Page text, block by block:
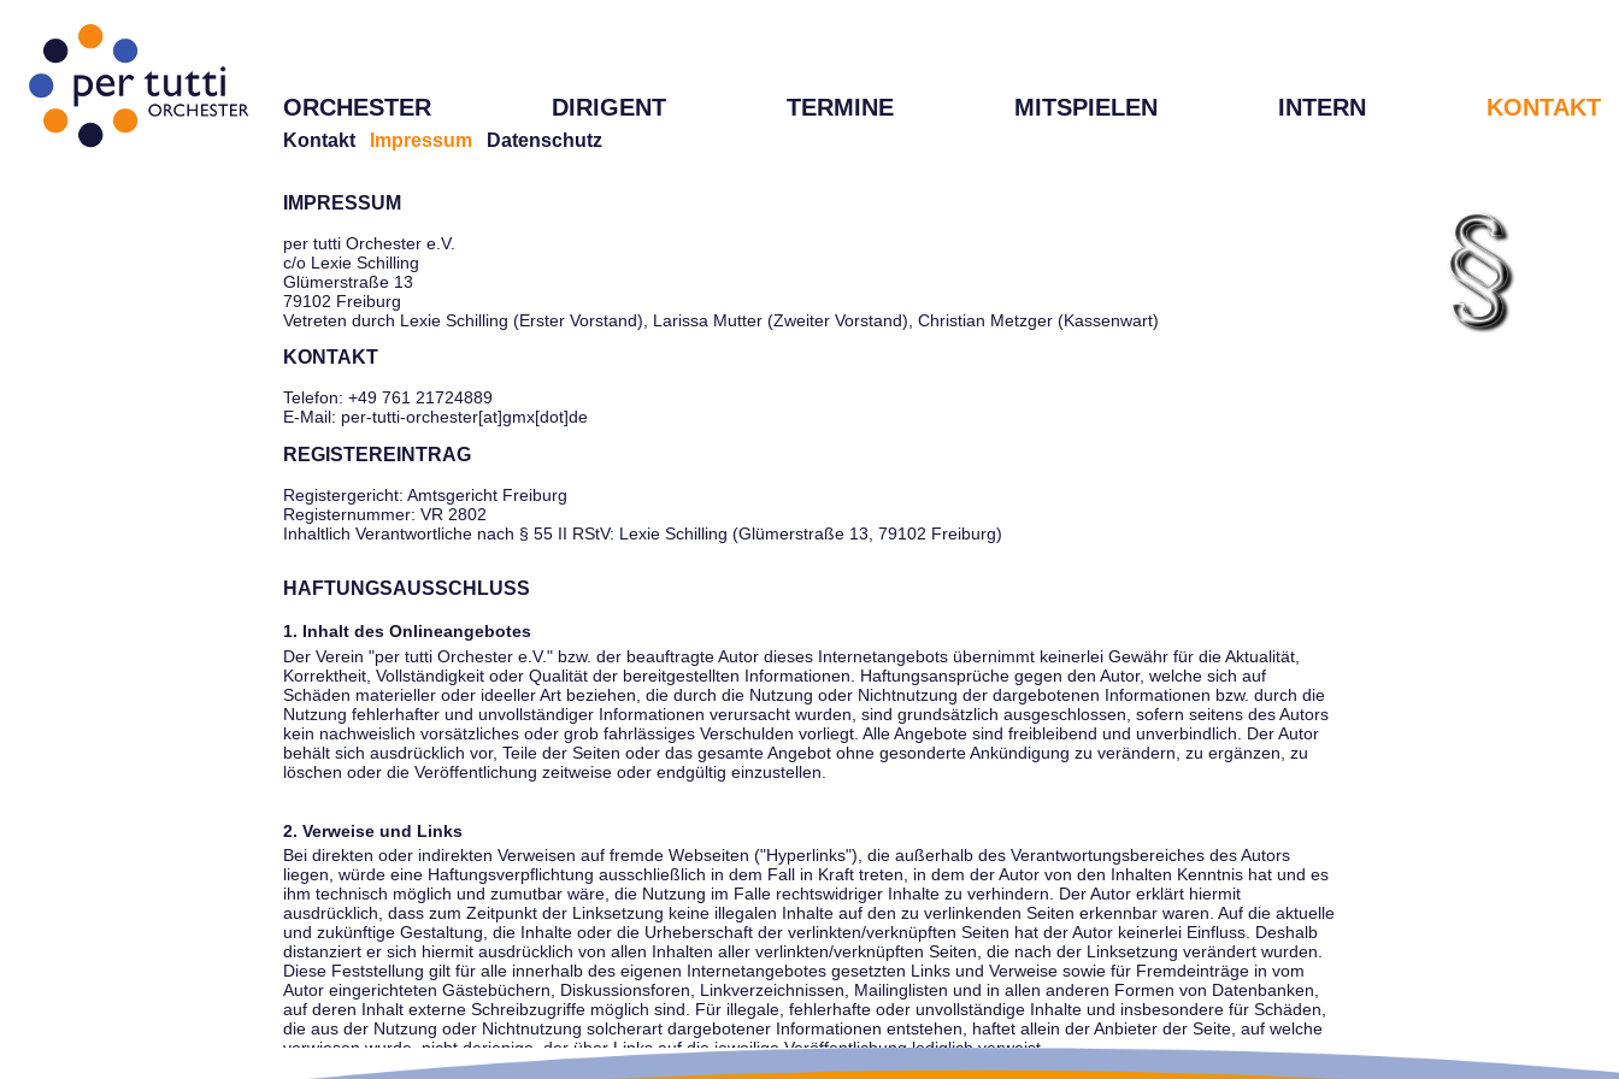
ORCHESTER DIRIGENT TERMINE MITSPIELEN INTERN KONTAKT
Kontakt Impressum Datenschutz
IMPRESSUM
per tutti Orchester e.V.
c/o Lexie Schilling
Glümerstraße 13
79102 Freiburg
Vetreten durch Lexie Schilling (Erster Vorstand), Larissa Mutter (Zweiter Vorstand), Christian Metzger (Kassenwart)
KONTAKT
Telefon: +49 761 21724889
E-Mail: per-tutti-orchester[at]gmx[dot]de
REGISTEREINTRAG
Registergericht: Amtsgericht Freiburg
Registernummer: VR 2802
Inhaltlich Verantwortliche nach § 55 II RStV: Lexie Schilling (Glümerstraße 13, 79102 Freiburg)
HAFTUNGSAUSSCHLUSS
1. Inhalt des Onlineangebotes
Der Verein "per tutti Orchester e.V." bzw. der beauftragte Autor dieses Internetangebots übernimmt keinerlei Gewähr für die Aktualität,
Korrektheit, Vollständigkeit oder Qualität der bereitgestellten Informationen. Haftungsansprüche gegen den Autor, welche sich auf
Schäden materieller oder ideeller Art beziehen, die durch die Nutzung oder Nichtnutzung der dargebotenen Informationen bzw. durch die
Nutzung fehlerhafter und unvollständiger Informationen verursacht wurden, sind grundsätzlich ausgeschlossen, sofern seitens des Autors
kein nachweislich vorsätzliches oder grob fahrlässiges Verschulden vorliegt. Alle Angebote sind freibleibend und unverbindlich. Der Autor
behält sich ausdrücklich vor, Teile der Seiten oder das gesamte Angebot ohne gesonderte Ankündigung zu verändern, zu ergänzen, zu
löschen oder die Veröffentlichung zeitweise oder endgültig einzustellen.
2. Verweise und Links
Bei direkten oder indirekten Verweisen auf fremde Webseiten ("Hyperlinks"), die außerhalb des Verantwortungsbereiches des Autors
liegen, würde eine Haftungsverpflichtung ausschließlich in dem Fall in Kraft treten, in dem der Autor von den Inhalten Kenntnis hat und es
ihm technisch möglich und zumutbar wäre, die Nutzung im Falle rechtswidriger Inhalte zu verhindern. Der Autor erklärt hiermit
ausdrücklich, dass zum Zeitpunkt der Linksetzung keine illegalen Inhalte auf den zu verlinkenden Seiten erkennbar waren. Auf die aktuelle
und zukünftige Gestaltung, die Inhalte oder die Urheberschaft der verlinkten/verknüpften Seiten hat der Autor keinerlei Einfluss. Deshalb
distanziert er sich hiermit ausdrücklich von allen Inhalten aller verlinkten/verknüpften Seiten, die nach der Linksetzung verändert wurden.
Diese Feststellung gilt für alle innerhalb des eigenen Internetangebotes gesetzten Links und Verweise sowie für Fremdeinträge in vom
Autor eingerichteten Gästebüchern, Diskussionsforen, Linkverzeichnissen, Mailinglisten und in allen anderen Formen von Datenbanken,
auf deren Inhalt externe Schreibzugriffe möglich sind. Für illegale, fehlerhafte oder unvollständige Inhalte und insbesondere für Schäden,
die aus der Nutzung oder Nichtnutzung solcherart dargebotener Informationen entstehen, haftet allein der Anbieter der Seite, auf welche
verwiesen wurde, nicht derjenige, der über Links auf die jeweilige Veröffentlichung lediglich verweist.